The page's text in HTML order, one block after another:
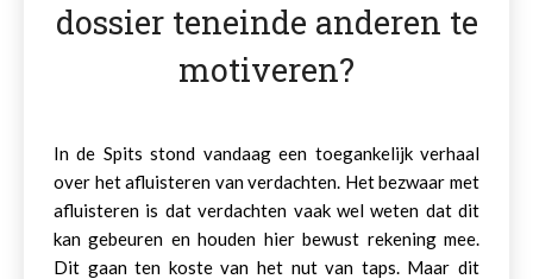
dossier teneinde anderen te
motiveren?
In de Spits stond vandaag een toegankelijk verhaal
over het afluisteren van verdachten. Het bezwaar met
afluisteren is dat verdachten vaak wel weten dat dit
kan gebeuren en houden hier bewust rekening mee.
Dit gaan ten koste van het nut van taps. Maar dit